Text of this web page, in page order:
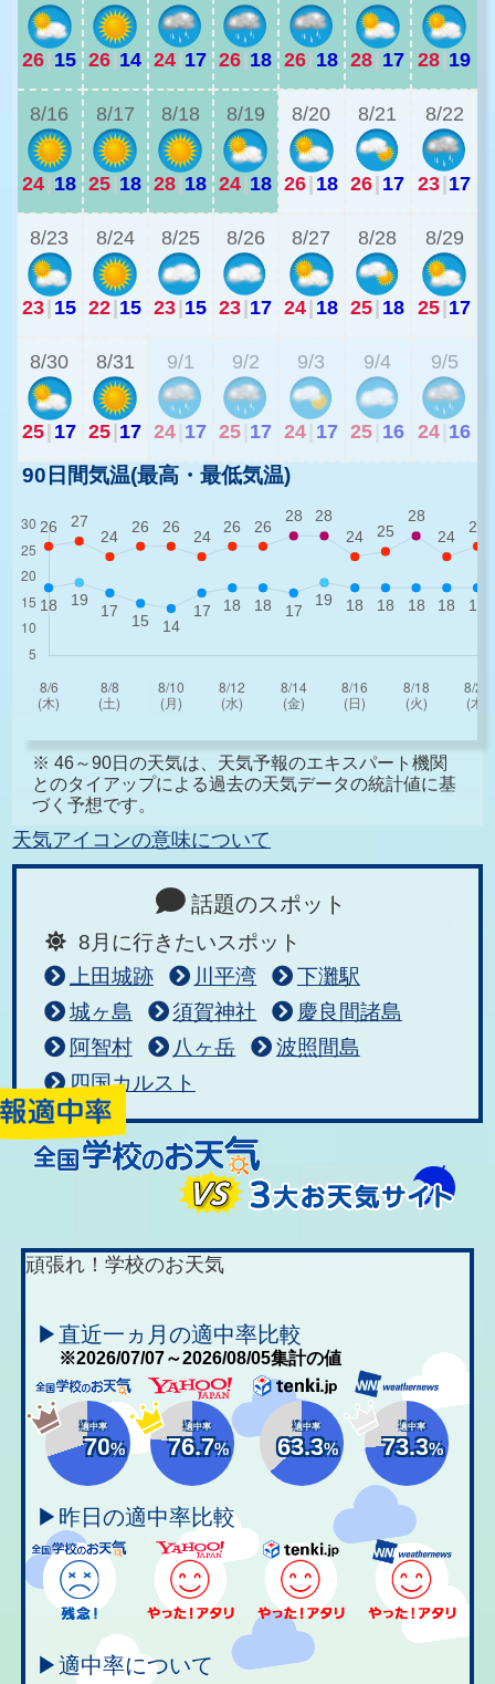
26| 15 26|14 24|17 26|18 26| 18 28| 17 28|19
8/16
24| 18
8/17
25|18
8/18
28|18
8/19
24|18
8/20
26| 18
8/21
26| 17
8/22
23|17
8/23
23| 15
8/24
22|15
8/25
23|15
8/26
23|17
8/27
24| 18
8/28
25| 18
8/29
25|17
8/30
25| 17
8/31
25|17
9/1
24 17
9/2
25 17
9/3
24 17
9/4
25 16
9/5
24 16
90日間気温(最高・最低気温)
※ 46～90日の天気は、天気予報のエキスパート機関
とのタイアップによる過去の天気データの統計値に基
づく予想です。
天気アイコンの意味について
話題のスポット
8月に行きたいスポット
上田城跡
川平湾
下灘駅
城ヶ島
須賀神社
慶良間諸島
阿智村
八ヶ岳
波照間島
四国カルスト
頑張れ！学校のお天気
▶直近一ヵ月の適中率比較
※2026/07/07～2026/08/05集計の値
適中率
70%
適中率
76.7%
適中率
63.3%
適中率
73.3%
▶昨日の適中率比較
▶適中率について